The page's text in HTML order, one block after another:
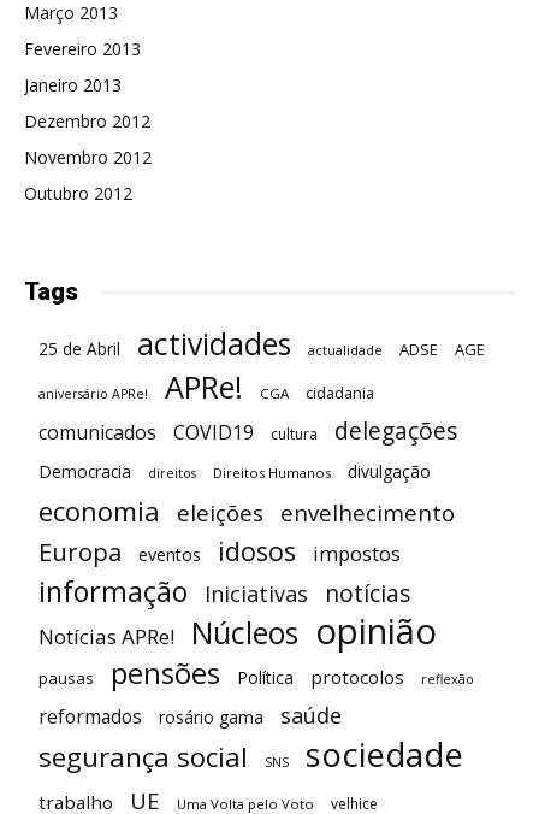
Março 2013
Fevereiro 2013
Janeiro 2013
Dezembro 2012
Novembro 2012
Outubro 2012
Tags
25 de Abril actividades actualidade ADSE AGE
aniversário APRe! APRe! CGA cidadania
comunicados COVID19 cultura delegações
Democracia direitos Direitos Humanos divulgação
economia eleições envelhecimento
Europa eventos idosos impostos
informação Iniciativas notícias
Notícias APRe! Núcleos opinião
pausas pensões Política protocolos reflexão
reformados rosário gama saúde
segurança social SNS sociedade
trabalho UE Uma Volta pelo Voto velhice